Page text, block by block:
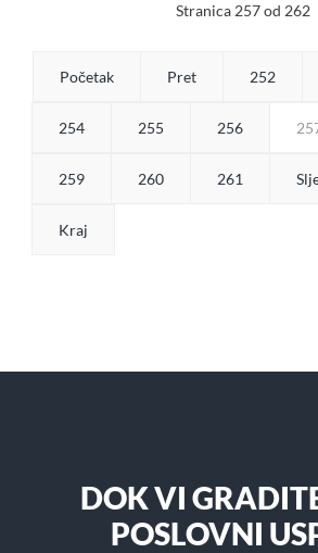
Stranica 257 od 262
Početak Pret 252
254 255 256
259 260 261
Kraj
DOK VI
POSLOVNI